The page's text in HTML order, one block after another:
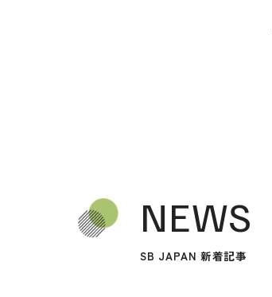
NEWS
SB JAPAN 新着記事